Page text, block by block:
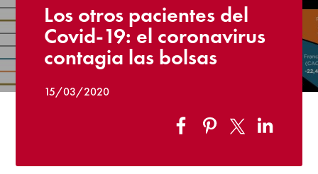
Los otros pacientes del
Covid-19: el coronavirus
contagia las bolsas
15/03/2020